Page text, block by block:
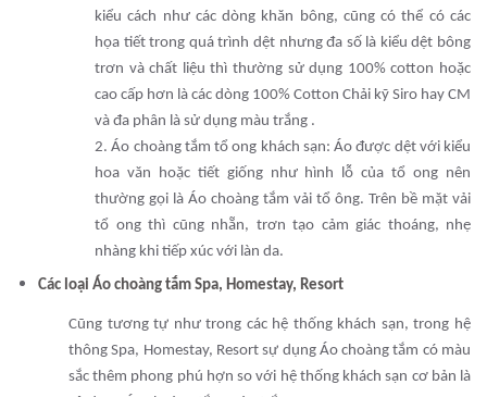
kiểu cách như các dòng khăn bông, cũng có thể có các
họa tiết trong quá trình dệt nhưng đa số là kiểu dệt bông
trơn và chất liệu thì thường sử dụng 100% cotton hoặc
cao cấp hơn là các dòng 100% Cotton Chải kỹ Siro hay CM
và đa phân là sử dụng màu trắng .
2. Áo choàng tắm tổ ong khách sạn: Áo được dệt với kiểu
hoa văn hoặc tiết giống như hình lỗ của tổ ong nên
thường gọi là Áo choàng tắm vải tổ ông. Trên bề mặt vải
tổ ong thì cũng nhẵn, trơn tạo cảm giác thoáng, nhẹ
nhàng khi tiếp xúc với làn da.
Các loại Áo choàng tắm Spa, Homestay, Resort
Cũng tương tự như trong các hệ thống khách sạn, trong hệ
thông Spa, Homestay, Resort sự dụng Áo choàng tắm có màu
sắc thêm phong phú hợn so với hệ thống khách sạn cơ bản là